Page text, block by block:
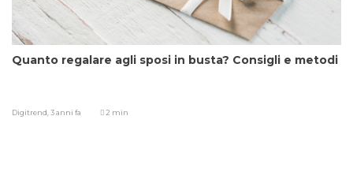
Quanto regalare agli sposi in busta? Consigli e metodi
Digitrend,3 anni fa 2 min